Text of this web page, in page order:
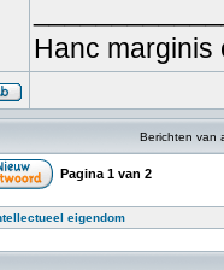
Hanc marginis
Berichten van
Pagina 1 van 2
eigendom